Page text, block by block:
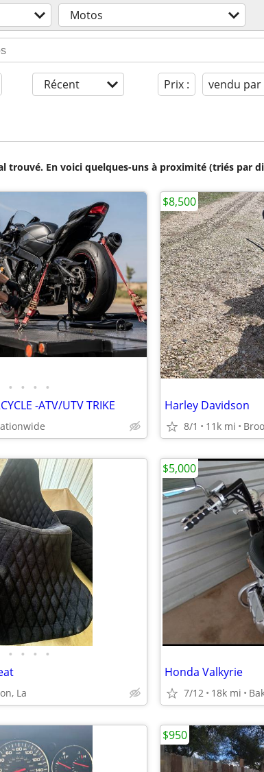
Motos
Récent Prix : vendu par
trouvé. En voici quelques-uns à proximité (triés par
• • • •
-ATV/UTV TRIKE Harley Davidson
8/1 11k mi
$8,500
• • • •
La
Honda Valkyrie
7/12 18k mi
$5,000
$950